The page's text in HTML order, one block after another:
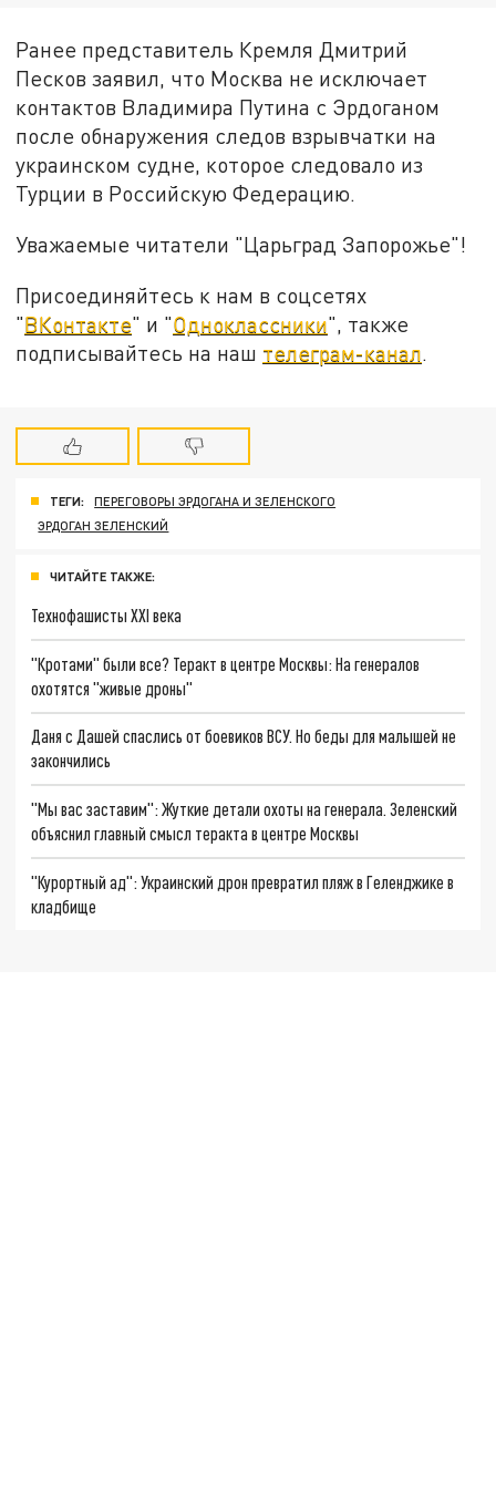
Ранее представитель Кремля Дмитрий
Песков заявил, что Москва не исключает
контактов Владимира Путина с Эрдоганом
после обнаружения следов взрывчатки на
украинском судне, которое следовало из
Турции в Российскую Федерацию.
Уважаемые читатели "Царьград Запорожье"!
Присоединяйтесь к нам в соцсетях
"ВКонтакте" и "Одноклассники", также
подписывайтесь на наш телеграм-канал.
ТЕГИ:
ПЕРЕГОВОРЫ ЭРДОГАНА И ЗЕЛЕНСКОГО
ЭРДОГАН ЗЕЛЕНСКИЙ
ЧИТАЙТЕ ТАКЖЕ:
Технофашисты XXI века
"Кротами" были все? Теракт в центре Москвы: На генералов
охотятся "живые дроны"
Даня с Дашей спаслись от боевиков ВСУ. Но беды для малышей не
закончились
"Мы вас заставим": Жуткие детали охоты на генерала. Зеленский
объяснил главный смысл теракта в центре Москвы
"Курортный ад": Украинский дрон превратил пляж в Геленджике в
кладбище